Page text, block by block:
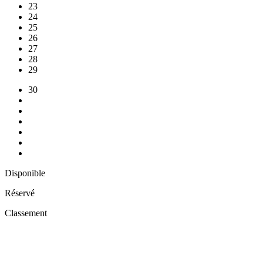
23
24
25
26
27
28
29
30
Disponible
Réservé
Classement